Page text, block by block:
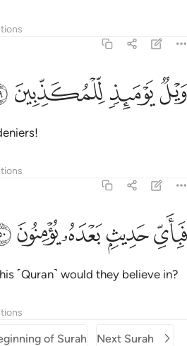
ويل يوميذ للمكذبين ٤٩
وَيْلٌۭ يَوْمَئِذٍۢ لِّلْمُكَذِّبِينَ ٤٩
ﳘﳙﳚ
فباي حديث بعده يومنون ٥٠
فَبِأَىِّ حَدِيثٍۭ بَعْدَهُۥ يُؤْمِنُونَ ٥٠
ﳜﳝﳞﳟ
˹Quran˺ would they believe in?
of Surah Next Surah